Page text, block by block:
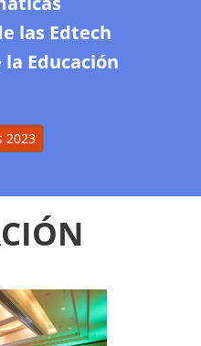
las Edtech
Educación
2023